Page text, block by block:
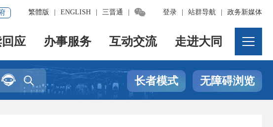
登录 站群导航 政务新媒体
繁體版 ENGLISH 三晋通 
应 办事服务 互动交流 走进大同

 长者模式 无障碍浏览